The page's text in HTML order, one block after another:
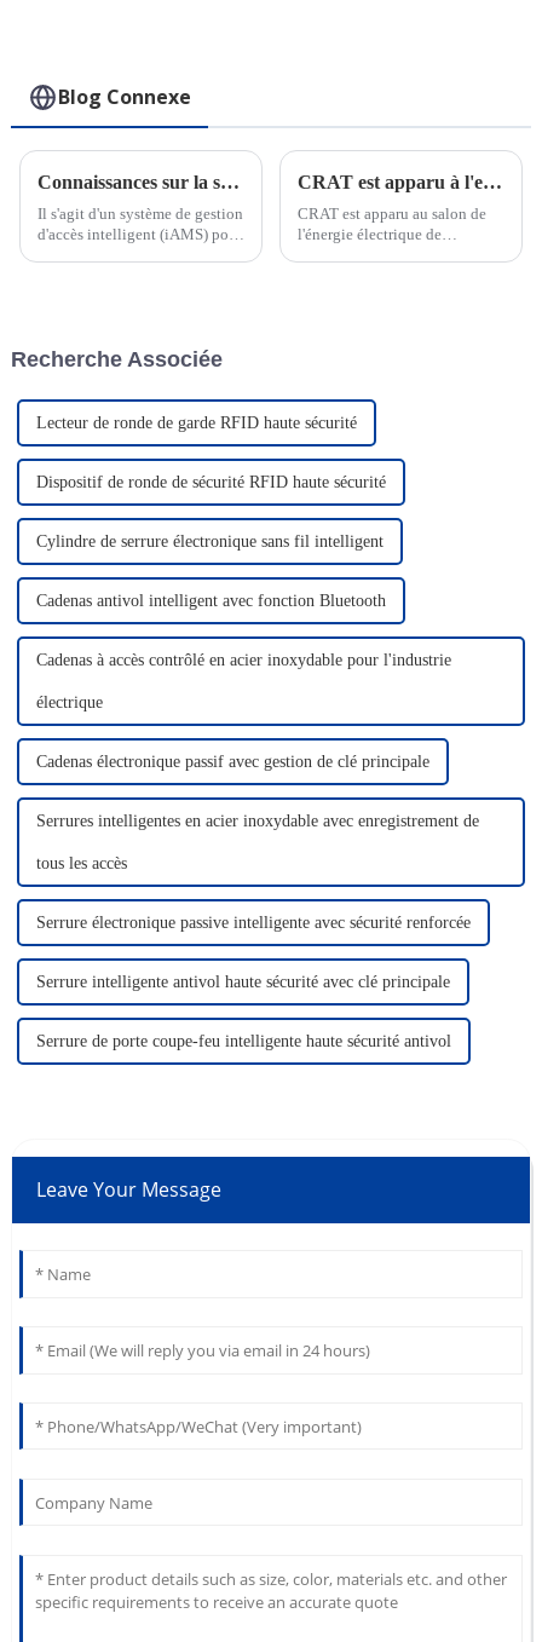
Blog Connexe
Connaissances sur la serrure électronique intelligente IoT
Il s'agit d'un système de gestion
d'accès intelligent (iAMS) pour
vise à...
CRAT est apparu à l'exposition Power de la Foire de Canton
CRAT est apparu au salon de
l'énergie électrique de
Recherche Associée
Lecteur de ronde de garde RFID haute sécurité
Dispositif de ronde de sécurité RFID haute sécurité
Cylindre de serrure électronique sans fil intelligent
Cadenas antivol intelligent avec fonction Bluetooth
Cadenas à accès contrôlé en acier inoxydable pour l'industrie
électrique
Cadenas électronique passif avec gestion de clé principale
Serrures intelligentes en acier inoxydable avec enregistrement de
tous les accès
Serrure électronique passive intelligente avec sécurité renforcée
Serrure intelligente antivol haute sécurité avec clé principale
Serrure de porte coupe-feu intelligente haute sécurité antivol
Leave Your Message